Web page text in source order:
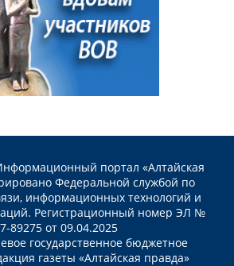
портал «Алтайская
Федеральной службой по
информационных технологий и
Регистрационный номер ЭЛ №
89275 от 09.04.2025
государственное бюджетное
газеты «Алтайская правда»